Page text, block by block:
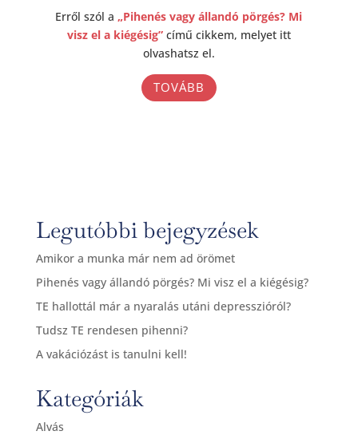
Erről szól a„Pihenés vagy állandó pörgés? Mi
visz el a kiégésig”című cikkem, melyet itt
olvashatsz el.
TOVÁBB
Legutóbbi bejegyzések
Amikor a munka már nem ad örömet
Pihenés vagy állandó pörgés? Mi visz el a kiégésig?
TE hallottál már a nyaralás utáni depresszióról?
Tudsz TE rendesen pihenni?
A vakációzást is tanulni kell!
Kategóriák
Alvás